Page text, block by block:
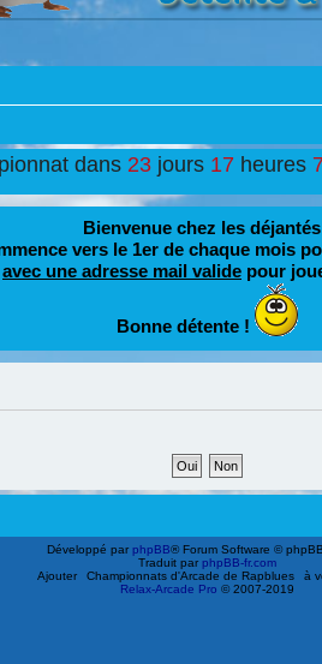
dans 23 jours 17 heures 7
Bienvenue chez les
vers le 1er de chaque mois
avec une adresse mail valide pour
Bonne détente !
Développé parphpBB® Forum Software ©
Traduit parphpBB-fr.com
Ajouter
Championnats d'Arcade de Rapblues
à
Relax-Arcade Pro © 2007-2019